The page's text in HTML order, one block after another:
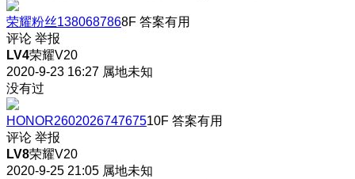
荣耀粉丝1380687868F 答案有用
评论 举报
LV4荣耀V20
2020-9-23 16:27 属地未知
没有过
HONOR260202674767510F 答案有用
评论 举报
LV8荣耀V20
2020-9-25 21:05 属地未知